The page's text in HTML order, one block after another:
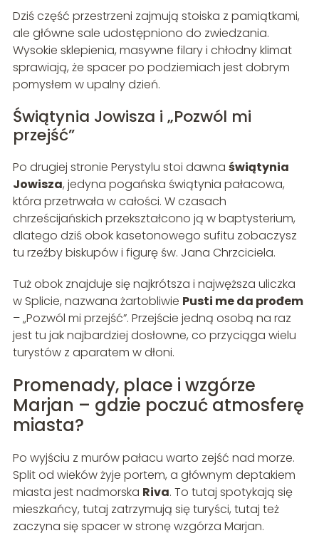
Dziś część przestrzeni zajmują stoiska z pamiątkami,
ale główne sale udostępniono do zwiedzania.
Wysokie sklepienia, masywne filary i chłodny klimat
sprawiają, że spacer po podziemiach jest dobrym
pomysłem w upalny dzień.
Świątynia Jowisza i „Pozwól mi
przejść”
Po drugiej stronie Perystylu stoi dawna świątynia
Jowisza, jedyna pogańska świątynia pałacowa,
która przetrwała w całości. W czasach
chrześcijańskich przekształcono ją w baptysterium,
dlatego dziś obok kasetonowego sufitu zobaczysz
tu rzeźby biskupów i figurę św. Jana Chrzciciela.
Tuż obok znajduje się najkrótsza i najwęższa uliczka
w Splicie, nazwana żartobliwie Pusti me da prođem
– „Pozwól mi przejść”. Przejście jedną osobą na raz
jest tu jak najbardziej dosłowne, co przyciąga wielu
turystów z aparatem w dłoni.
Promenady, place i wzgórze
Marjan – gdzie poczuć atmosferę
miasta?
Po wyjściu z murów pałacu warto zejść nad morze.
Split od wieków żyje portem, a głównym deptakiem
miasta jest nadmorska Riva. To tutaj spotykają się
mieszkańcy, tutaj zatrzymują się turyści, tutaj też
zaczyna się spacer w stronę wzgórza Marjan.